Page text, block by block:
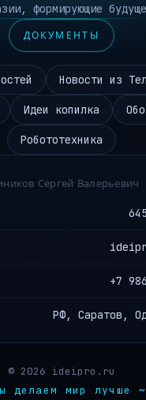
формирующие
ДОКУМЕНТЫ
Новости из
Идеи копилка
Робототехника
Сергей Валерьевич
+7
РФ, Саратов,
© 2026 ideipro.ru
делаем мир лучше ~